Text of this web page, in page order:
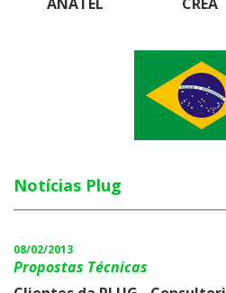
Notícias Plug
08/02/2013
Propostas Técnicas